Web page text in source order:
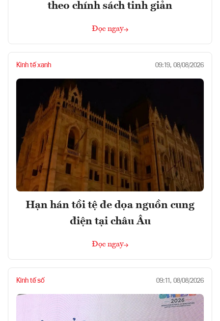
theo chính sách tinh giản
Đọc ngay
Kinh tế xanh 09:19, 08/08/2026
Hạn hán tồi tệ đe dọa nguồn cung
điện tại châu Âu
Đọc ngay
Kinh tế số 09:11, 08/08/2026